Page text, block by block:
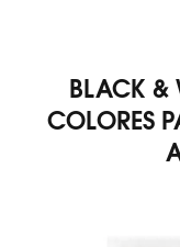
BLACK &
COLORES